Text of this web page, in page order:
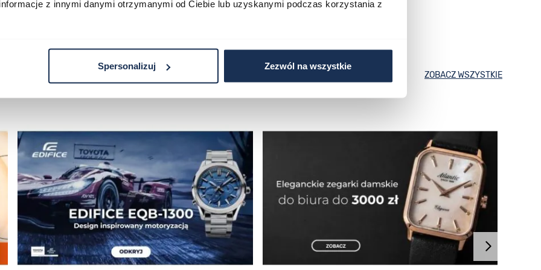
z innymi danymi otrzymanymi od Ciebie lub uzyskanymi podczas korzystania z
Spersonalizuj
Zezwól na wszystkie
ZOBACZ WSZYSTKIE